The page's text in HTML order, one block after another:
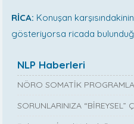
RİCA: Konuşan
gösteriyorsa ricada
NLP Haberleri
NÖRO SOMATİK
SORUNLARINIZA “BİREYSEL”